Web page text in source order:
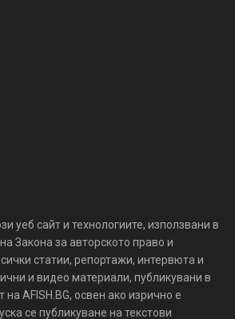
уеб сайт и технологиите, използвани в
Закона за авторското право и
статии, репортажи, интервюта и
и видео материали, публикувани в
на AFISH.BG, освен ако изрично е
се публикуване на текстови